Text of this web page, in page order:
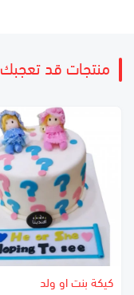
منتجات قد تعجبك
كيكة بنت او ولد